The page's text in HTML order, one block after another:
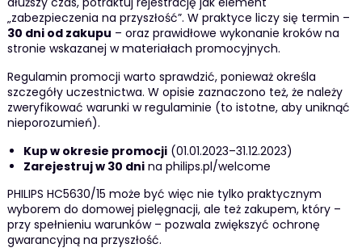
„zabezpieczenia na przyszłość”. W praktyce liczy się termin –
30 dni od zakupu – oraz prawidłowe wykonanie kroków na
stronie wskazanej w materiałach promocyjnych.
Regulamin promocji warto sprawdzić, ponieważ określa
szczegóły uczestnictwa. W opisie zaznaczono też, że należy
zweryfikować warunki w regulaminie (to istotne, aby uniknąć
nieporozumień).
Kup w okresie promocji(01.01.2023–31.12.2023)
Zarejestruj w 30 dnina philips.pl/welcome
PHILIPS HC5630/15 może być więc nie tylko praktycznym
wyborem do domowej pielęgnacji, ale też zakupem, który –
przy spełnieniu warunków – pozwala zwiększyć ochronę
gwarancyjną na przyszłość.